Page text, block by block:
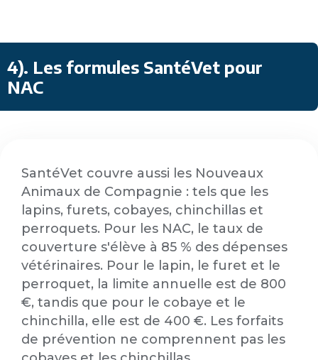
4). Les formules SantéVet pour
NAC
SantéVet couvre aussi les Nouveaux
Animaux de Compagnie : tels que les
lapins, furets, cobayes, chinchillas et
perroquets. Pour les NAC, le taux de
couverture s'élève à 85 % des dépenses
vétérinaires. Pour le lapin, le furet et le
perroquet, la limite annuelle est de 800
€, tandis que pour le cobaye et le
chinchilla, elle est de 400 €. Les forfaits
de prévention ne comprennent pas les